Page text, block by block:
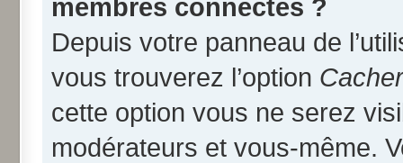
membres connectés ?
Depuis votre panneau de
vous trouverez l’option
cette option vous ne serez
modérateurs et vous-même.